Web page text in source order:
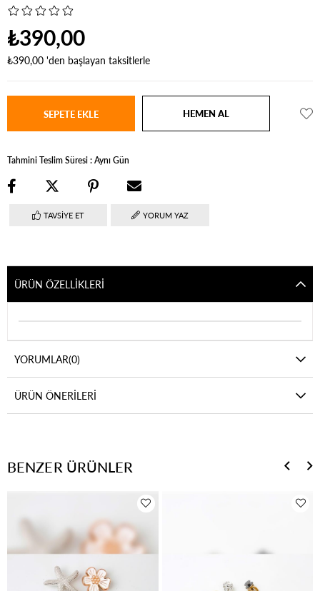
₺390,00
₺390,00 'den başlayan taksitlerle
Tahmini Teslim Süresi:Aynı Gün
TAVSIYE ET YORUM YAZ
ÜRÜN ÖZELLIKLERI
YORUMLAR(0)
ÜRÜN ÖNERILERI
BENZER ÜRÜNLER